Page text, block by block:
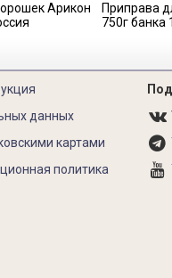
Арикон
Приправа
750г банка
данных
картами
политика